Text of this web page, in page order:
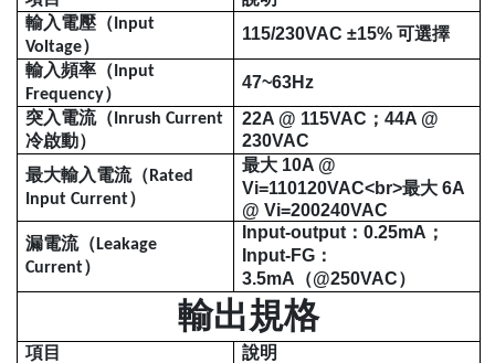
輸入電壓（ Input
Voltage）
115/230VAC ±15%可選擇
輸入頻率（ Input
Frequency）
47~63Hz
突入電流（ Inrush Current
冷啟動）
22A @ 115VAC ；44A @
230VAC
最大輸入電流（ Rated
Input Current）
最大 10A @
Vi=110120VAC<br>最大 6A
@ Vi=200240VAC
漏電流（Leakage
Current）
Input-output ：0.25mA ；
Input-FG ：
3.5mA （@250VAC）
輸出規格
項目
說明